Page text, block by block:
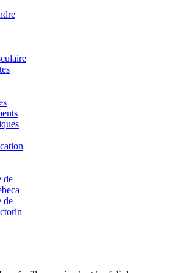
de
de